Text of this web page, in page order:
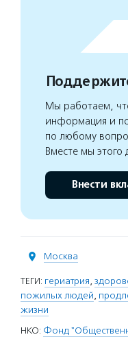
Мы работаем,
информация и
по любому
Вместе мы этого
Внести
Москва
ТЕГИ: гериатрия,
пожилых людей,
жизни
НКО: Фонд